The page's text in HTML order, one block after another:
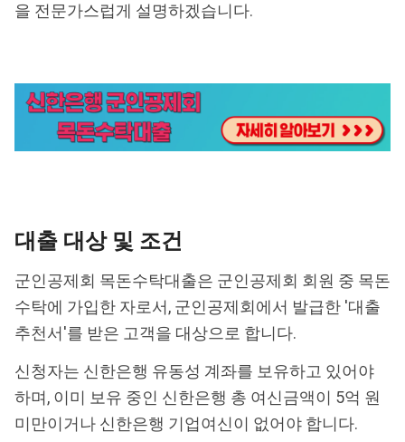
을 전문가스럽게 설명하겠습니다.
대출 대상 및 조건
군인공제회 목돈수탁대출은 군인공제회 회원 중 목돈
수탁에 가입한 자로서, 군인공제회에서 발급한 '대출
추천서'를 받은 고객을 대상으로 합니다.
신청자는 신한은행 유동성 계좌를 보유하고 있어야
하며, 이미 보유 중인 신한은행 총 여신금액이 5억 원
미만이거나 신한은행 기업여신이 없어야 합니다.